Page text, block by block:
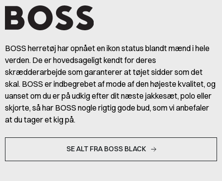
BOSS herretøj har opnået en ikon status blandt mænd i hele
verden. De er hovedsageligt kendt for deres
skrædderarbejde som garanterer at tøjet sidder som det
skal. BOSS er indbegrebet af mode af den højeste kvalitet, og
uanset om du er på udkig efter dit næste jakkesæt, polo eller
skjorte, så har BOSS nogle rigtig gode bud, som vi anbefaler
at du tager et kig på.
SE ALT FRA BOSS BLACK